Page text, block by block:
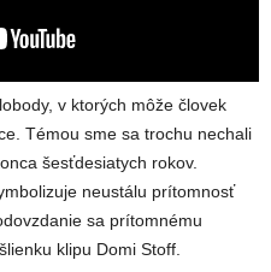
v ktorých môže človek
Témou sme sa trochu nechali
šesťdesiatych rokov.
neustálu prítomnosť
sa prítomnému
klipu Domi Stoff.